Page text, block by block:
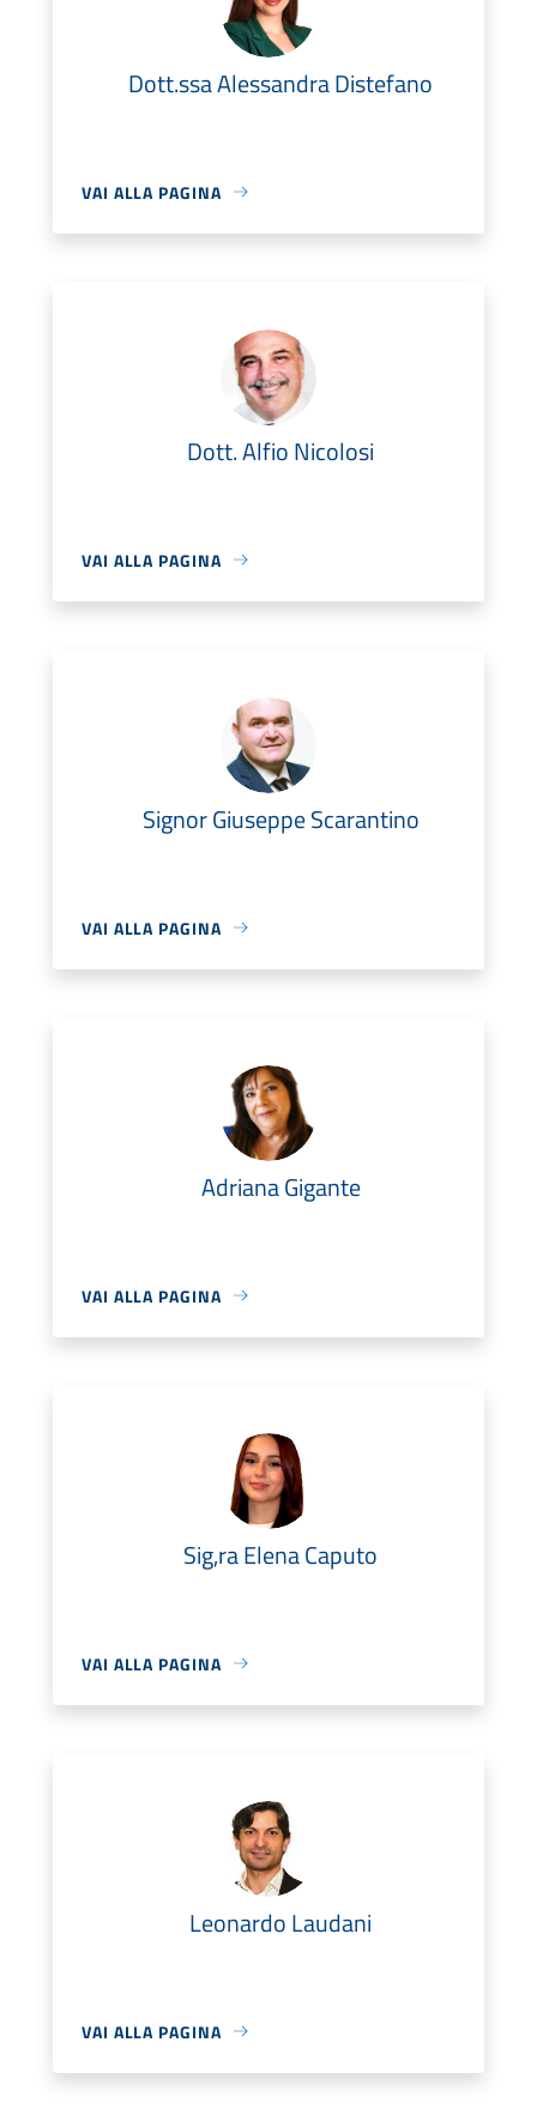
Dott.ssa Alessandra Distefano
VAI ALLA PAGINA
Dott. Alfio Nicolosi
VAI ALLA PAGINA
Signor Giuseppe Scarantino
VAI ALLA PAGINA
Adriana Gigante
VAI ALLA PAGINA
Sig,ra Elena Caputo
VAI ALLA PAGINA
Leonardo Laudani
VAI ALLA PAGINA